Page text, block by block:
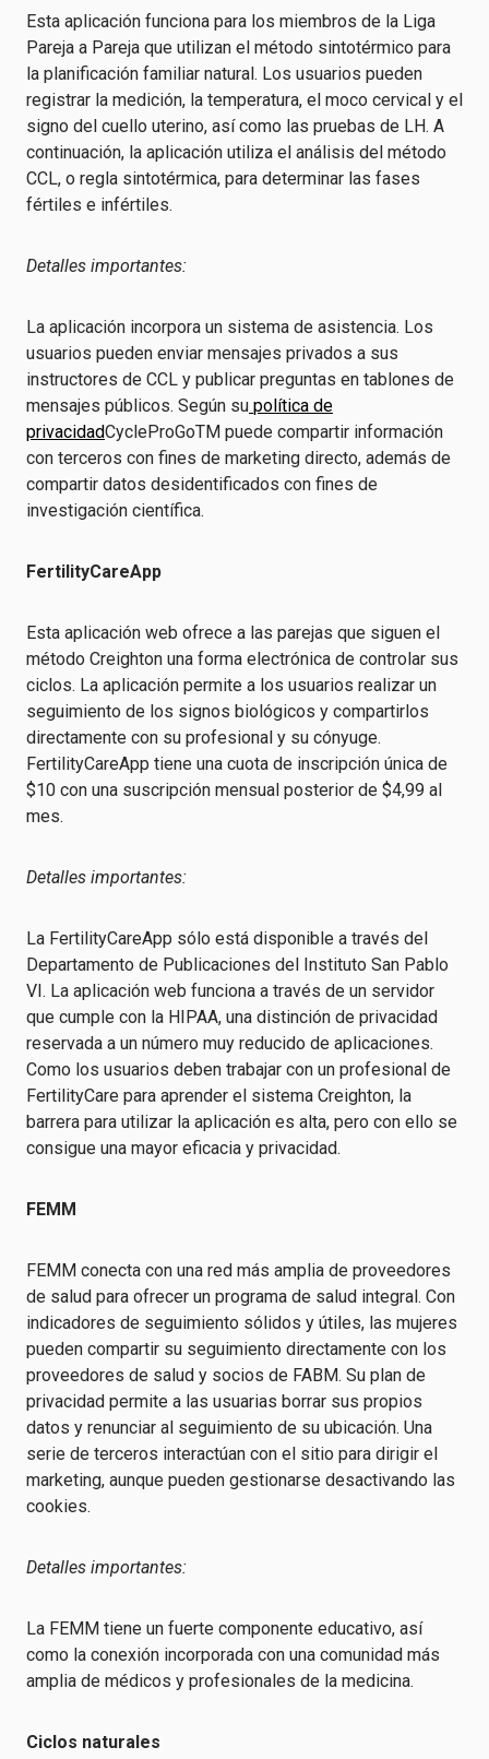
Esta aplicación funciona para los miembros de la Liga
Pareja a Pareja que utilizan el método sintotérmico para
la planificación familiar natural. Los usuarios pueden
registrar la medición, la temperatura, el moco cervical y el
signo del cuello uterino, así como las pruebas de LH. A
continuación, la aplicación utiliza el análisis del método
CCL, o regla sintotérmica, para determinar las fases
fértiles e infértiles.
Detalles importantes:
La aplicación incorpora un sistema de asistencia. Los
usuarios pueden enviar mensajes privados a sus
instructores de CCL y publicar preguntas en tablones de
mensajes públicos. Según su política de
privacidadCycleProGoTM puede compartir información
con terceros con fines de marketing directo, además de
compartir datos desidentificados con fines de
investigación científica.
FertilityCareApp
Esta aplicación web ofrece a las parejas que siguen el
método Creighton una forma electrónica de controlar sus
ciclos. La aplicación permite a los usuarios realizar un
seguimiento de los signos biológicos y compartirlos
directamente con su profesional y su cónyuge.
FertilityCareApp tiene una cuota de inscripción única de
$10 con una suscripción mensual posterior de $4,99 al
mes.
Detalles importantes:
La FertilityCareApp sólo está disponible a través del
Departamento de Publicaciones del Instituto San Pablo
VI. La aplicación web funciona a través de un servidor
que cumple con la HIPAA, una distinción de privacidad
reservada a un número muy reducido de aplicaciones.
Como los usuarios deben trabajar con un profesional de
FertilityCare para aprender el sistema Creighton, la
barrera para utilizar la aplicación es alta, pero con ello se
consigue una mayor eficacia y privacidad.
FEMM
FEMM conecta con una red más amplia de proveedores
de salud para ofrecer un programa de salud integral. Con
indicadores de seguimiento sólidos y útiles, las mujeres
pueden compartir su seguimiento directamente con los
proveedores de salud y socios de FABM. Su plan de
privacidad permite a las usuarias borrar sus propios
datos y renunciar al seguimiento de su ubicación. Una
serie de terceros interactúan con el sitio para dirigir el
marketing, aunque pueden gestionarse desactivando las
cookies.
Detalles importantes:
La FEMM tiene un fuerte componente educativo, así
como la conexión incorporada con una comunidad más
amplia de médicos y profesionales de la medicina.
Ciclos naturales